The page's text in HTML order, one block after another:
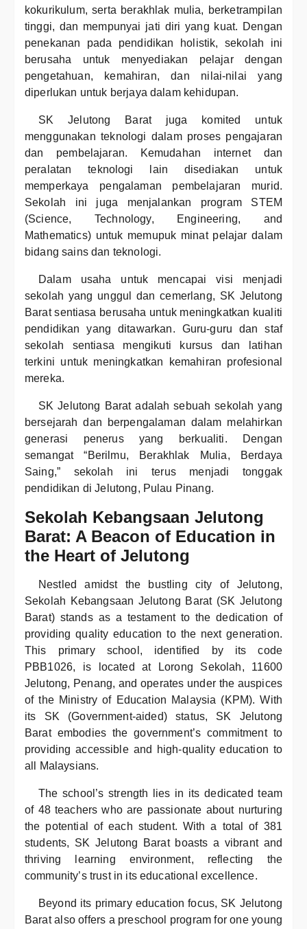
kokurikulum, serta berakhlak mulia, berketrampilan
tinggi, dan mempunyai jati diri yang kuat. Dengan
penekanan pada pendidikan holistik, sekolah ini
berusaha untuk menyediakan pelajar dengan
pengetahuan, kemahiran, dan nilai-nilai yang
diperlukan untuk berjaya dalam kehidupan.
SK Jelutong Barat juga komited untuk
menggunakan teknologi dalam proses pengajaran
dan pembelajaran. Kemudahan internet dan
peralatan teknologi lain disediakan untuk
memperkaya pengalaman pembelajaran murid.
Sekolah ini juga menjalankan program STEM
(Science, Technology, Engineering, and
Mathematics) untuk memupuk minat pelajar dalam
bidang sains dan teknologi.
Dalam usaha untuk mencapai visi menjadi
sekolah yang unggul dan cemerlang, SK Jelutong
Barat sentiasa berusaha untuk meningkatkan kualiti
pendidikan yang ditawarkan. Guru-guru dan staf
sekolah sentiasa mengikuti kursus dan latihan
terkini untuk meningkatkan kemahiran profesional
mereka.
SK Jelutong Barat adalah sebuah sekolah yang
bersejarah dan berpengalaman dalam melahirkan
generasi penerus yang berkualiti. Dengan
semangat “Berilmu, Berakhlak Mulia, Berdaya
Saing,” sekolah ini terus menjadi tonggak
pendidikan di Jelutong, Pulau Pinang.
Sekolah Kebangsaan Jelutong
Barat: A Beacon of Education in
the Heart of Jelutong
Nestled amidst the bustling city of Jelutong,
Sekolah Kebangsaan Jelutong Barat (SK Jelutong
Barat) stands as a testament to the dedication of
providing quality education to the next generation.
This primary school, identified by its code
PBB1026, is located at Lorong Sekolah, 11600
Jelutong, Penang, and operates under the auspices
of the Ministry of Education Malaysia (KPM). With
its SK (Government-aided) status, SK Jelutong
Barat embodies the government’s commitment to
providing accessible and high-quality education to
all Malaysians.
The school’s strength lies in its dedicated team
of 48 teachers who are passionate about nurturing
the potential of each student. With a total of 381
students, SK Jelutong Barat boasts a vibrant and
thriving learning environment, reflecting the
community’s trust in its educational excellence.
Beyond its primary education focus, SK Jelutong
Barat also offers a preschool program for one young